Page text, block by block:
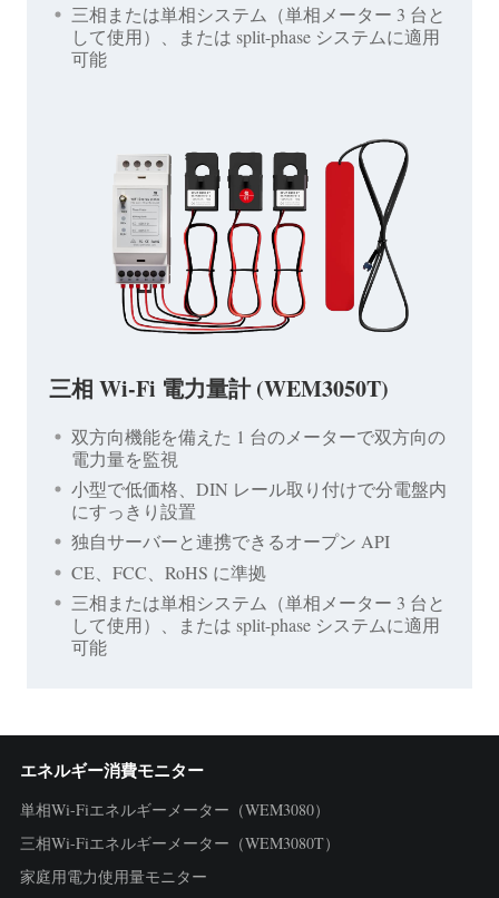
三相または単相システム（単相メーター 3 台と
して使用）、または split-phase システムに適用
可能
三相 Wi-Fi 電力量計 (WEM3050T)
双方向機能を備えた 1 台のメーターで双方向の
電力量を監視
小型で低価格、DIN レール取り付けで分電盤内
にすっきり設置
独自サーバーと連携できるオープン API
CE、FCC、RoHS に準拠
三相または単相システム（単相メーター 3 台と
して使用）、または split-phase システムに適用
可能
エネルギー消費モニター
単相Wi-Fiエネルギーメーター（WEM3080）
三相Wi-Fiエネルギーメーター（WEM3080T）
家庭用電力使用量モニター